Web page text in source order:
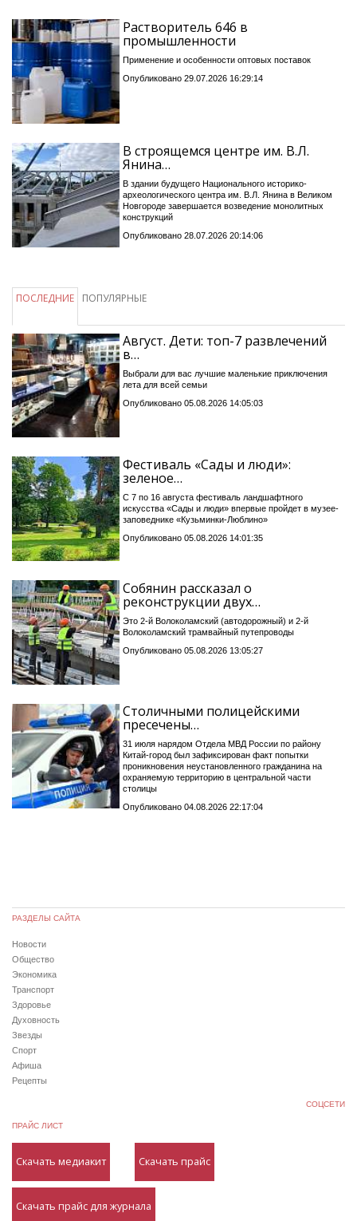
Растворитель 646 в
промышленности
Применение и особенности оптовых поставок
Опубликовано 29.07.2026 16:29:14
В строящемся центре им. В.Л.
Янина…
В здании будущего Национального историко-
археологического центра им. В.Л. Янина в Великом
Новгороде завершается возведение монолитных
конструкций
Опубликовано 28.07.2026 20:14:06
ПОСЛЕДНИЕ ПОПУЛЯРНЫЕ
Август. Дети: топ-7 развлечений
в…
Выбрали для вас лучшие маленькие приключения
лета для всей семьи
Опубликовано 05.08.2026 14:05:03
Фестиваль «Сады и люди»:
зеленое…
С 7 по 16 августа фестиваль ландшафтного
искусства «Сады и люди» впервые пройдет в музее-
заповеднике «Кузьминки-Люблино»
Опубликовано 05.08.2026 14:01:35
Собянин рассказал о
реконструкции двух…
Это 2-й Волоколамский (автодорожный) и 2-й
Волоколамский трамвайный путепроводы
Опубликовано 05.08.2026 13:05:27
Столичными полицейскими
пресечены…
31 июля нарядом Отдела МВД России по району
Китай-город был зафиксирован факт попытки
проникновения неустановленного гражданина на
охраняемую территорию в центральной части
столицы
Опубликовано 04.08.2026 22:17:04
РАЗДЕЛЫ САЙТА
Новости
Общество
Экономика
Транспорт
Здоровье
Духовность
Звезды
Спорт
Афиша
Рецепты
СОЦСЕТИ
ПРАЙС ЛИСТ
Скачать медиакит Скачать прайс
Скачать прайс для журнала